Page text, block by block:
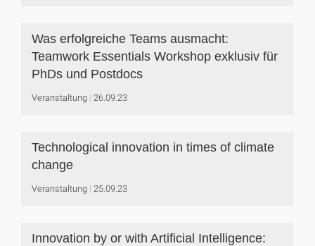
Was erfolgreiche Teams ausmacht:
Teamwork Essentials Workshop exklusiv für
PhDs und Postdocs
Veranstaltung 26.09.23
Technological innovation in times of climate
change
Veranstaltung 25.09.23
Innovation by or with Artificial Intelligence: